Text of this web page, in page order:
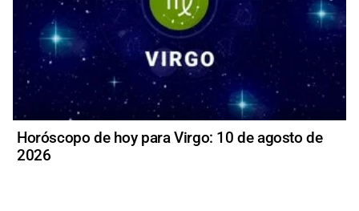
Horóscopo de hoy para Virgo: 10 de agosto de
2026